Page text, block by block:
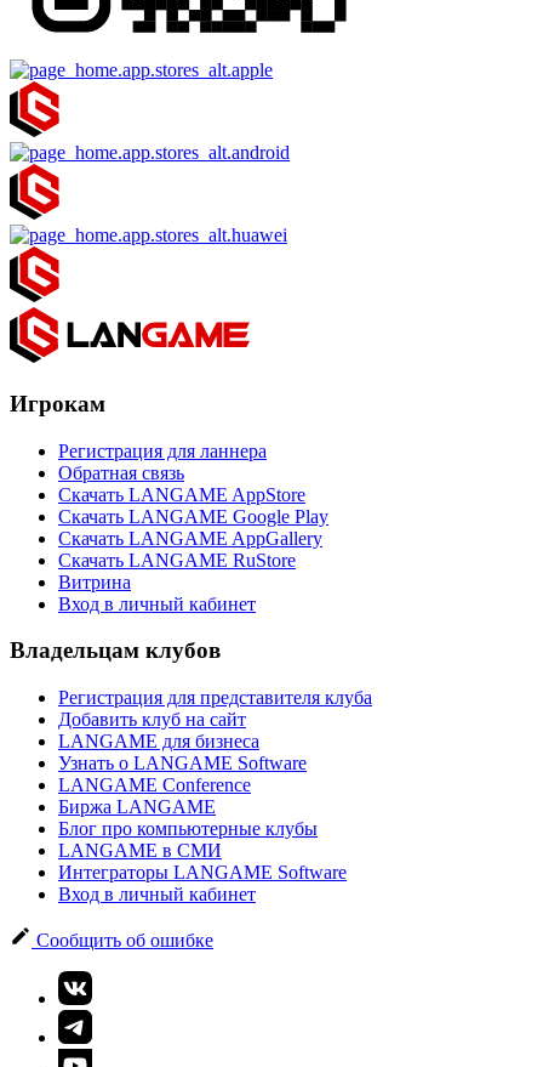
Игрокам
Регистрация для ланнера
Обратная связь
Скачать LANGAME AppStore
Скачать LANGAME Google Play
Скачать LANGAME AppGallery
Скачать LANGAME RuStore
Витрина
Вход в личный кабинет
Владельцам клубов
Регистрация для представителя клуба
Добавить клуб на сайт
LANGAME для бизнеса
Узнать о LANGAME Software
LANGAME Conference
Биржа LANGAME
Блог про компьютерные клубы
LANGAME в СМИ
Интеграторы LANGAME Software
Вход в личный кабинет
Сообщить об ошибке